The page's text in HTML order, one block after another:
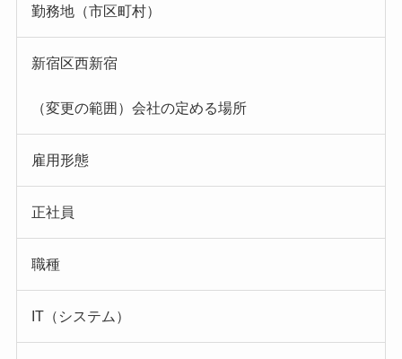
勤務地（市区町村）
新宿区西新宿
（変更の範囲）会社の定める場所
雇用形態
正社員
職種
IT（システム）